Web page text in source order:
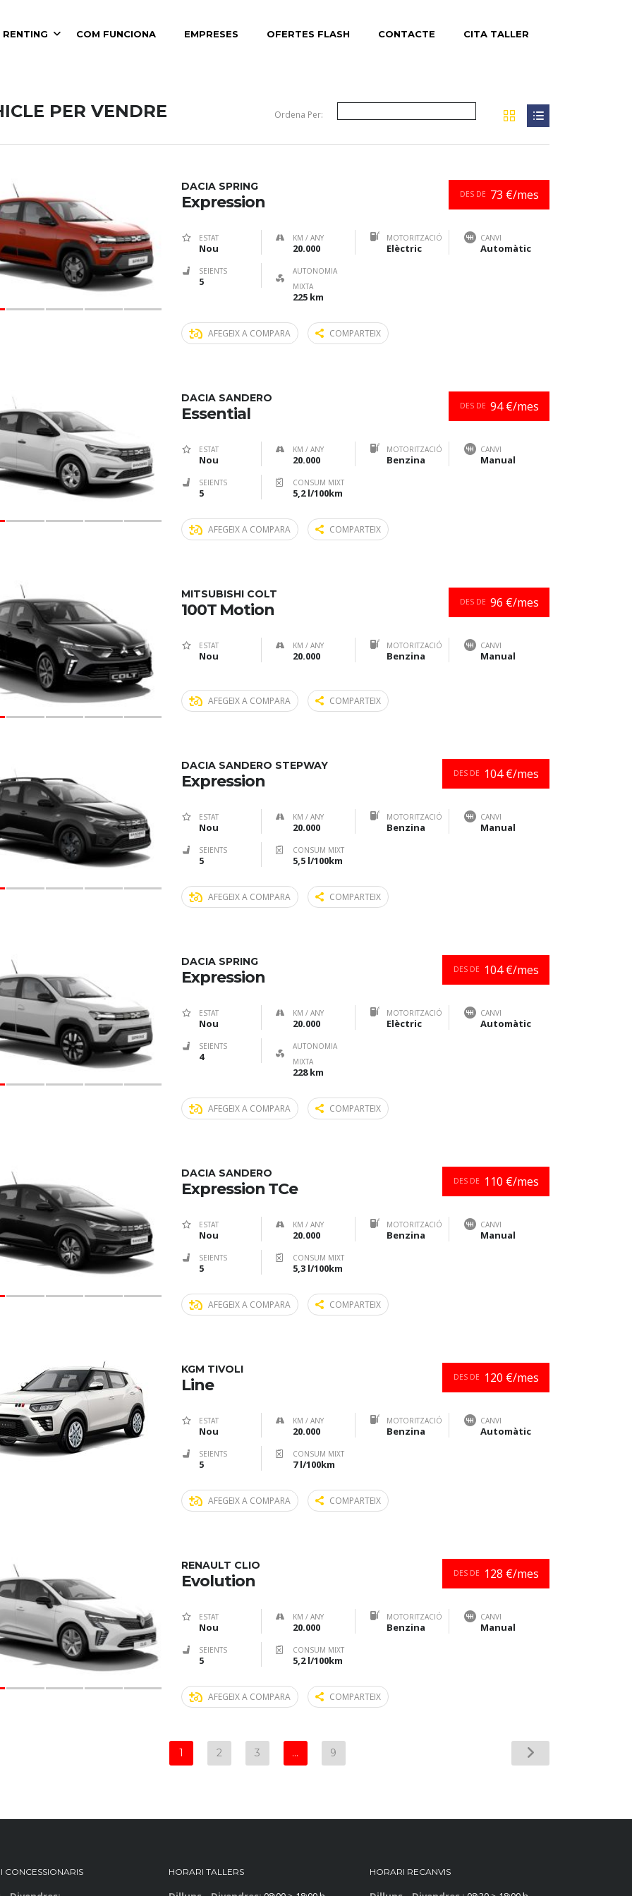
RENTING COM FUNCIONA EMPRESES OFERTES FLASH CONTACTE CITA TALLER
PER VENDRE Ordena Per:
DES DE 73 €/mes
DACIA SPRING
Expression
ESTAT
Nou
KM / ANY
20.000
MOTORITZACIÓ
Elèctric
CANVI
Automàtic
SEIENTS
5
AUTONOMIA
MIXTA
225 km
AFEGEIX A COMPARA COMPARTEIX
DES DE 94 €/mes
DACIA SANDERO
Essential
ESTAT
Nou
KM / ANY
20.000
MOTORITZACIÓ
Benzina
CANVI
Manual
SEIENTS
5
CONSUM MIXT
5,2 l/100km
AFEGEIX A COMPARA COMPARTEIX
DES DE 96 €/mes
MITSUBISHI COLT
100T Motion
ESTAT
Nou
KM / ANY
20.000
MOTORITZACIÓ
Benzina
CANVI
Manual
AFEGEIX A COMPARA COMPARTEIX
DES DE 104 €/mes
DACIA SANDERO STEPWAY
Expression
ESTAT
Nou
KM / ANY
20.000
MOTORITZACIÓ
Benzina
CANVI
Manual
SEIENTS
5
CONSUM MIXT
5,5 l/100km
AFEGEIX A COMPARA COMPARTEIX
DES DE 104 €/mes
DACIA SPRING
Expression
ESTAT
Nou
KM / ANY
20.000
MOTORITZACIÓ
Elèctric
CANVI
Automàtic
SEIENTS
4
AUTONOMIA
MIXTA
228 km
AFEGEIX A COMPARA COMPARTEIX
DES DE 110 €/mes
DACIA SANDERO
Expression TCe
ESTAT
Nou
KM / ANY
20.000
MOTORITZACIÓ
Benzina
CANVI
Manual
SEIENTS
5
CONSUM MIXT
5,3 l/100km
AFEGEIX A COMPARA COMPARTEIX
DES DE 120 €/mes
KGM TIVOLI
Line
ESTAT
Nou
KM / ANY
20.000
MOTORITZACIÓ
Benzina
CANVI
Automàtic
SEIENTS
5
CONSUM MIXT
7 l/100km
AFEGEIX A COMPARA COMPARTEIX
DES DE 128 €/mes
RENAULT CLIO
Evolution
ESTAT
Nou
KM / ANY
20.000
MOTORITZACIÓ
Benzina
CANVI
Manual
SEIENTS
5
CONSUM MIXT
5,2 l/100km
AFEGEIX A COMPARA COMPARTEIX
1 2 3 … 9
CONCESSIONARIS HORARI TALLERS HORARI RECANVIS